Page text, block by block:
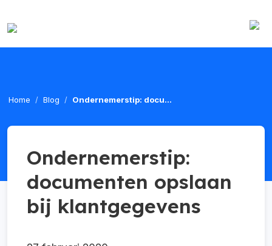
Home Blog Ondernemerstip: docu...
Ondernemerstip:
documenten opslaan
bij klantgegevens